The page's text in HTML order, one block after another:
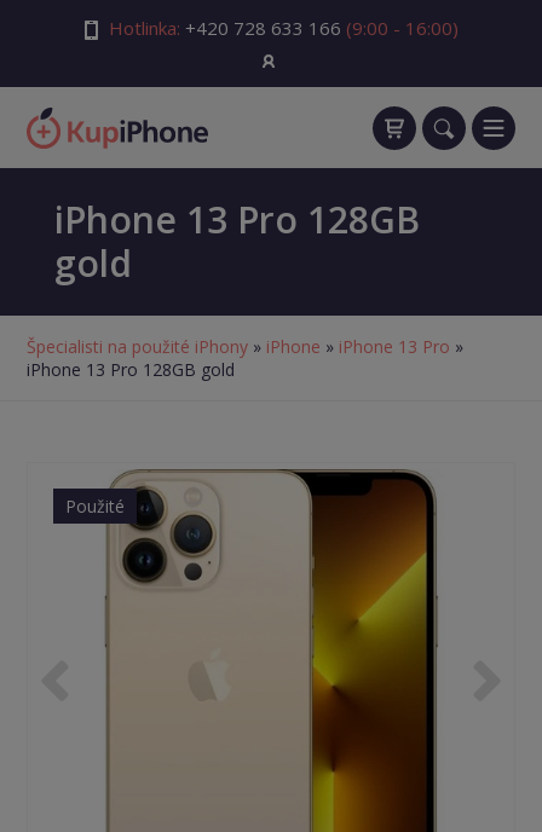
Hotlinka: +420 728 633 166 (9:00 - 16:00)
iPhone 13 Pro 128GB
gold
Špecialisti na použité iPhony » iPhone » iPhone 13 Pro »
iPhone 13 Pro 128GB gold
Použité